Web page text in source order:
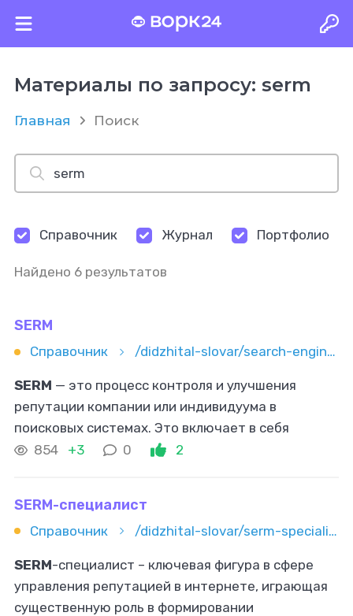
Материалы по запросу: serm
Главная Поиск
Справочник Журнал Портфолио
Найдено 6 результатов
SERM
Справочник /didzhital-slovar/search-engine-reputation-management
SERM — это процесс контроля и улучшения
репутации компании или индивидуума в
поисковых системах. Это включает в себя
мониторинг отзывов клиентов на различных
854 +3 0 2
SERM-специалист
Справочник /didzhital-slovar/serm-specialist
SERM-специалист – ключевая фигура в сфере
управления репутацией в интернете, играющая
существенную роль в формировании